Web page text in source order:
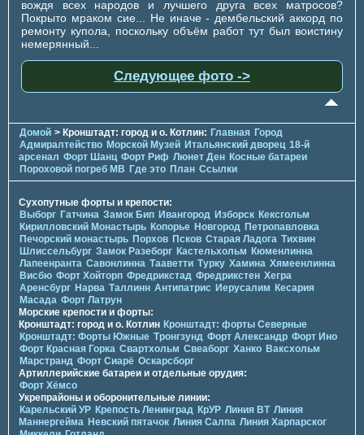
вождя всех народов и лучшего друга всех матросов?
Покрыто мраком сие... Не иначе - дембельский аккорд по
ремонту купола, поскольку объём работ тут был воистину
немерянный...
Следующее фото ->
Домой > Кронштадт: город и о. Котлин: Главная Город
Адмиралтейство Морской Музей Итальянский дворец 18-й
арсенал Форт Шанц Форт Риф Люнет Ден Косные батареи
Пороховой погреб МВ Где это План Ссылки
Сухопутные форты и крепости:
Выборг Гатчина Замок Бип Ивангород Изборск Кексгольм
Кирилловский Монастырь Копорье Новгород Петропавловка
Печорcкий монастырь Порхов Псков Старая Ладога Тихвин
Шлиссельбург Замок Разеборг Кастельхольм Кюменлинна
Лапеенранта Савонлинна Тааветти Турку Хамина Хямеенлинна
Висбю Форт Хойторп Фредрикстад Фредрикстен Хегра
Аренсбург Нарва Таллинн Антипатрис Иерусалим Кесария
Масада Форт Латрун
Морские крепости и форты:
Кронштадт: город и о. Котлин Кронштадт: форты Северные
Кронштадт: Форты Южные Тронгзунд Форт Александр Форт Ино
Форт Красная Горка Свартхольм Свеаборг Ханко Ваксхольм
Марстранд Форт Сиарё Оскарсборг
Артиллерийские батареи и отдельные орудия:
Форт Хёмсо
Укрепрайоны и оборонительные линии:
Карельский УР Крепость Ленинград КрУР Линия ВТ Линия
Маннергейма Невский пятачок Линия Салпа Линия Харпарског